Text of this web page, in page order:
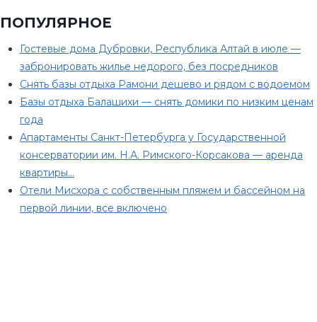
ПОПУЛЯРНОЕ
Гостевые дома Дубровки, Республика Алтай в июле —
забронировать жилье недорого, без посредников
Снять базы отдыха Рамони дешево и рядом с водоемом
Базы отдыха Балашихи — снять домики по низким ценам
года
Апартаменты Санкт-Петербурга у Государственной
консерватории им. Н.А. Римского-Корсакова — аренда
квартиры…
Отели Мисхора с собственным пляжем и бассейном на
первой линии, все включено